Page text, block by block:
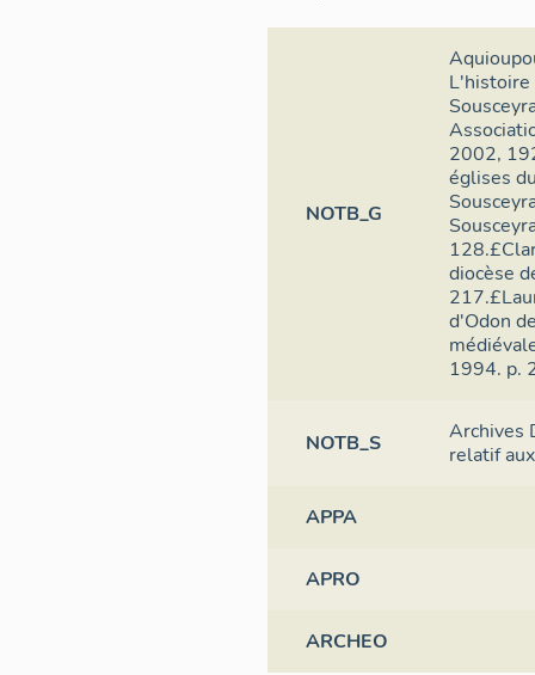
NOTB_G
L'histoire
2002,
églises
diocèse
d'Odon
1994. p.
NOTB_S
Archives
relatif
APPA
APRO
ARCHEO